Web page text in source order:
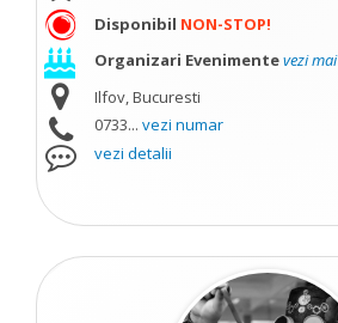
Disponibil NON-STOP!
Organizari Evenimentevezi
Ilfov, Bucuresti
0733... vezi numar
vezi detalii